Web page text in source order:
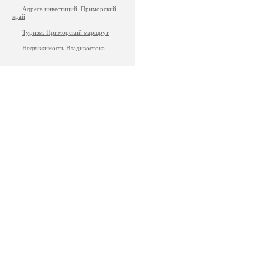
Адреса инвестиций. Приморский
край
Туризм: Приморский маршрут
Недвижимость Владивостока